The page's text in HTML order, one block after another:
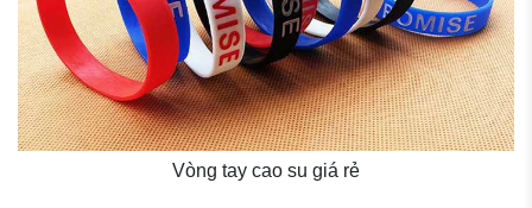
Vòng tay cao su giá rẻ